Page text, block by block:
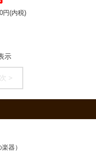
円(内税)
示
次 >
器）